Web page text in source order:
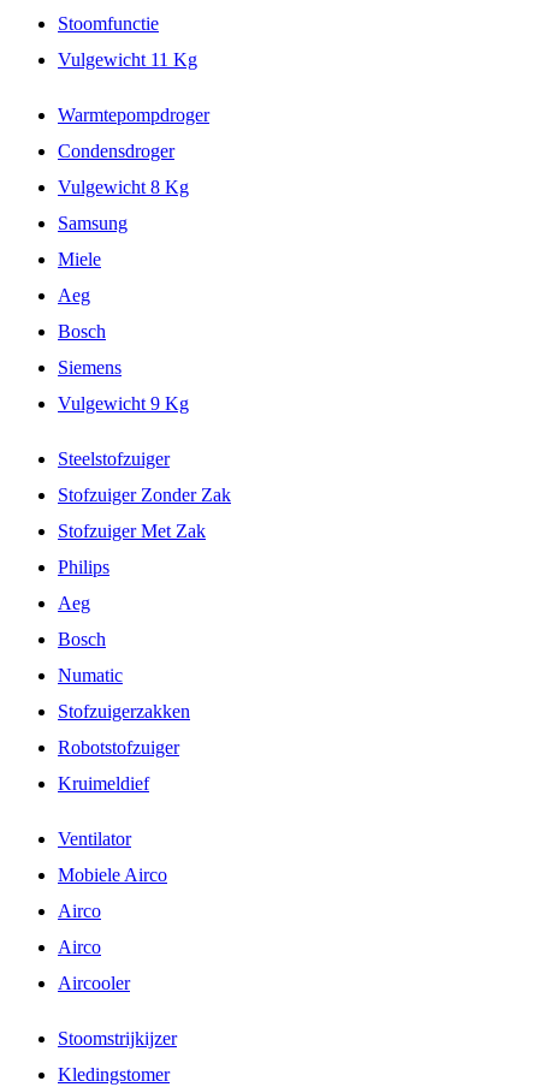
Stoomfunctie
Vulgewicht 11 Kg
Warmtepompdroger
Condensdroger
Vulgewicht 8 Kg
Samsung
Miele
Aeg
Bosch
Siemens
Vulgewicht 9 Kg
Steelstofzuiger
Stofzuiger Zonder Zak
Stofzuiger Met Zak
Philips
Aeg
Bosch
Numatic
Stofzuigerzakken
Robotstofzuiger
Kruimeldief
Ventilator
Mobiele Airco
Airco
Airco
Aircooler
Stoomstrijkijzer
Kledingstomer